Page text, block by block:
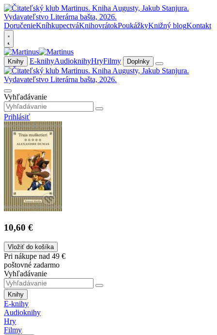
DoručenieKníhkupectváKnihovrátokPoukážkyKnižný blogKontakt
Knihy E-knihyAudioknihyHryFilmy Doplnky
Vyhľadávanie
Prihlásiť
10,60 €
Vložiť do košíka
Pri nákupe nad 49 €
poštovné zadarmo
Vyhľadávanie
Knihy
E-knihy
Audioknihy
Hry
Filmy